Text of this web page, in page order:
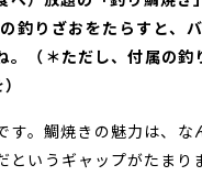
釣りざおをたらすと、
。（＊ただし、付属の
。鯛焼きの魅力は、な
というギャップがたま